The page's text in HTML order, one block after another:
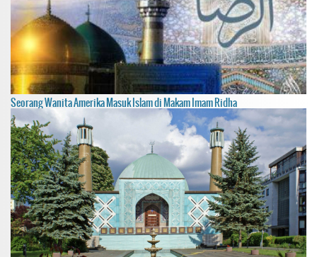
Seorang Wanita Amerika Masuk Islam di Makam Imam Ridha